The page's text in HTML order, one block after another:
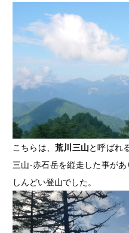
こちらは、荒川三山と呼ばれ
三山-赤石岳を縦走した事が
しんどい登山でした。